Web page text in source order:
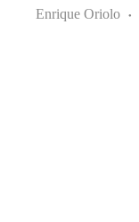
Enrique Oriolo